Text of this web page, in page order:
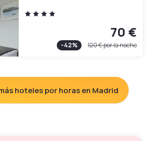
70 €
-42% 120 €por la noche
hoteles por horas en Madrid